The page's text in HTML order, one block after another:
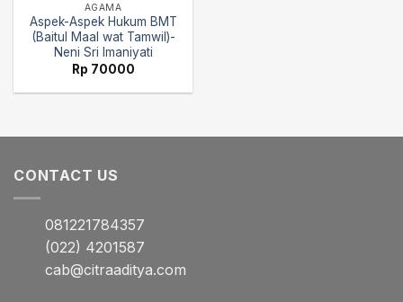
AGAMA
Aspek-Aspek Hukum BMT
(Baitul Maal wat Tamwil)-
Neni Sri Imaniyati
Rp 70000
CONTACT US
081221784357
(022) 4201587
cab@citraaditya.com